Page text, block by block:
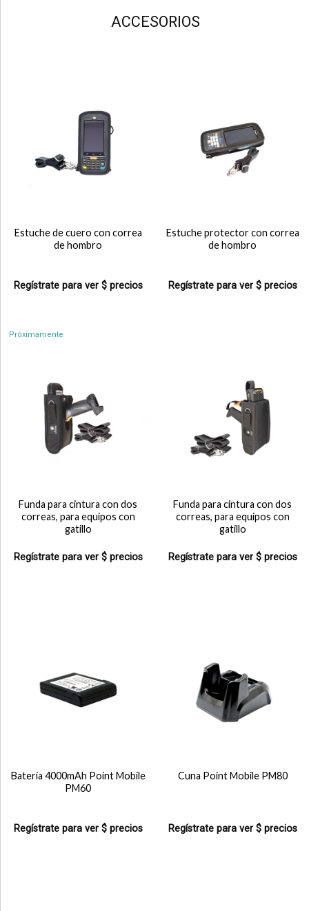
ACCESORIOS
Estuche de cuero con correa
de hombro
Regístrate para ver $ precios
Estuche protector con correa
de hombro
Regístrate para ver $ precios
Próximamente
Funda para cintura con dos
correas, para equipos con
gatillo
Regístrate para ver $ precios
Funda para cintura con dos
correas, para equipos con
gatillo
Regístrate para ver $ precios
Batería 4000mAh Point Mobile
PM60
Regístrate para ver $ precios
Cuna Point Mobile PM80
Regístrate para ver $ precios